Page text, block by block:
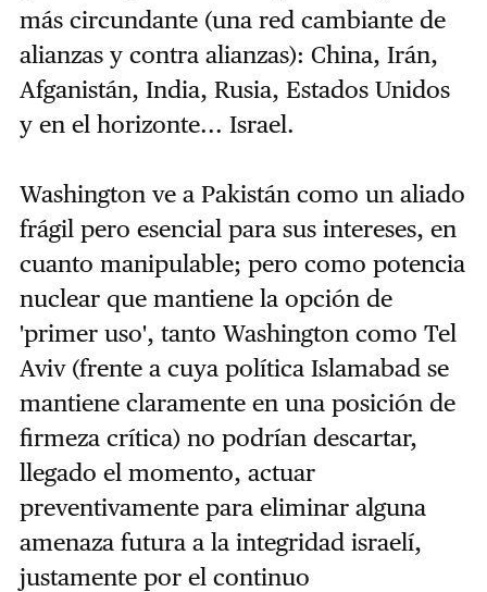
más circundante (una red cambiante de
alianzas y contra alianzas): China, Irán,
Afganistán, India, Rusia, Estados Unidos
y en el horizonte... Israel.
Washington ve a Pakistán como un aliado
frágil pero esencial para sus intereses, en
cuanto manipulable; pero como potencia
nuclear que mantiene la opción de
'primer uso', tanto Washington como Tel
Aviv (frente a cuya política Islamabad se
mantiene claramente en una posición de
firmeza crítica) no podrían descartar,
llegado el momento, actuar
preventivamente para eliminar alguna
amenaza futura a la integridad israelí,
justamente por el continuo